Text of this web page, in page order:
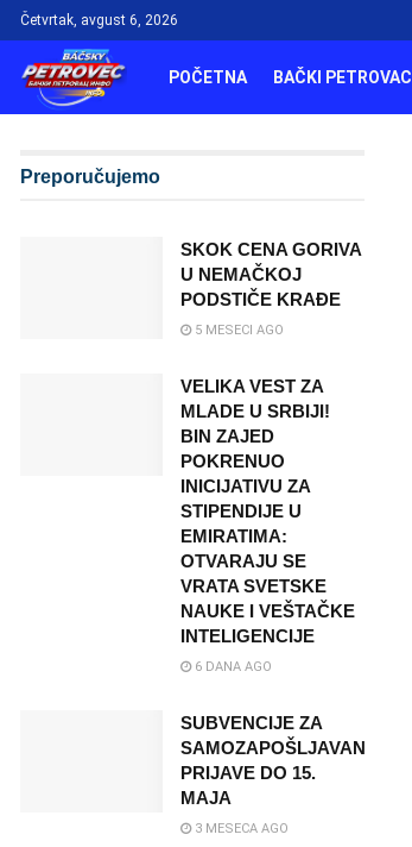
Četvrtak, avgust 6, 2026
POČETNA BAČKI PETROVAC
Preporučujemo
SKOK CENA GORIVA
U NEMAČKOJ
PODSTIČE KRAĐE
5 MESECI AGO
VELIKA VEST ZA
MLADE U SRBIJI!
BIN ZAJED
POKRENUO
INICIJATIVU ZA
STIPENDIJE U
EMIRATIMA:
OTVARAJU SE
VRATA SVETSKE
NAUKE I VEŠTAČKE
INTELIGENCIJE
6 DANA AGO
SUBVENCIJE ZA
SAMOZAPOŠLJAVANJE:
PRIJAVE DO 15.
MAJA
3 MESECA AGO